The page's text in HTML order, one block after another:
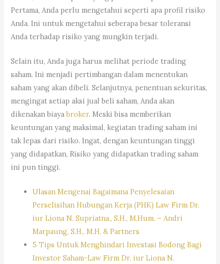
Pertama, Anda perlu mengetahui seperti apa profil risiko
Anda. Ini untuk mengetahui seberapa besar toleransi
Anda terhadap risiko yang mungkin terjadi.
Selain itu, Anda juga harus melihat periode trading
saham. Ini menjadi pertimbangan dalam menentukan
saham yang akan dibeli. Selanjutnya, penentuan sekuritas,
mengingat setiap aksi jual beli saham, Anda akan
dikenakan biayabroker. Meski bisa memberikan
keuntungan yang maksimal, kegiatan trading saham ini
tak lepas dari risiko. Ingat, dengan keuntungan tinggi
yang didapatkan, Risiko yang didapatkan trading saham
ini pun tinggi.
Ulasan Mengenai Bagaimana Penyelesaian
Perselisihan Hubungan Kerja (PHK) Law Firm Dr.
iur Liona N. Supriatna., S.H., M.Hum. – Andri
Marpaung, S.H., M.H. & Partners
5 Tips Untuk Menghindari Investasi Bodong Bagi
Investor Saham-Law Firm Dr. iur Liona N.